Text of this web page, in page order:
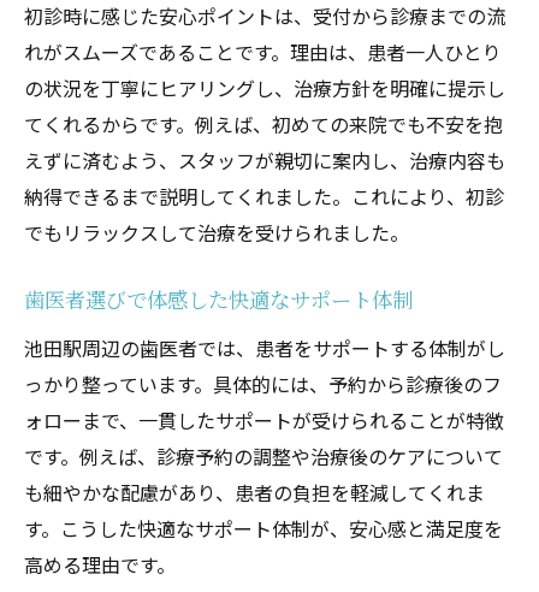
初診時に感じた安心ポイントは、受付から診療までの流
れがスムーズであることです。理由は、患者一人ひとり
の状況を丁寧にヒアリングし、治療方針を明確に提示し
てくれるからです。例えば、初めての来院でも不安を抱
えずに済むよう、スタッフが親切に案内し、治療内容も
納得できるまで説明してくれました。これにより、初診
でもリラックスして治療を受けられました。
歯医者選びで体感した快適なサポート体制
池田駅周辺の歯医者では、患者をサポートする体制がし
っかり整っています。具体的には、予約から診療後のフ
ォローまで、一貫したサポートが受けられることが特徴
です。例えば、診療予約の調整や治療後のケアについて
も細やかな配慮があり、患者の負担を軽減してくれま
す。こうした快適なサポート体制が、安心感と満足度を
高める理由です。